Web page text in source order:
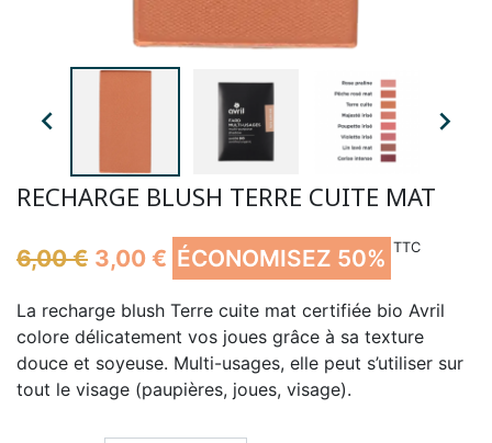
 
RECHARGE BLUSH TERRE CUITE MAT
6,00 € 3,00 € ÉCONOMISEZ 50% TTC
La recharge blush Terre cuite mat certifiée bio Avril
colore délicatement vos joues grâce à sa texture
douce et soyeuse. Multi-usages, elle peut s’utiliser sur
tout le visage (paupières, joues, visage).